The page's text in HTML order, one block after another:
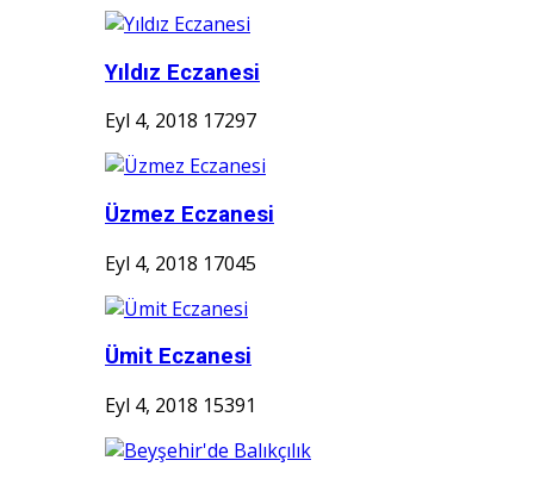
Yıldız Eczanesi
Eyl 4, 2018 17297
Üzmez Eczanesi
Eyl 4, 2018 17045
Ümit Eczanesi
Eyl 4, 2018 15391